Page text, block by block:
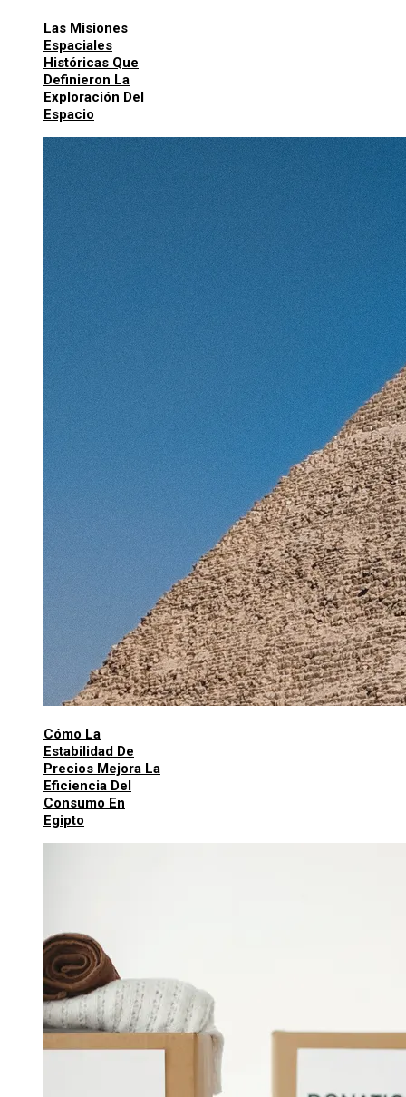
Las Misiones
Espaciales
Históricas Que
Definieron La
Exploración Del
Espacio
Cómo La
Estabilidad De
Precios Mejora La
Eficiencia Del
Consumo En
Egipto